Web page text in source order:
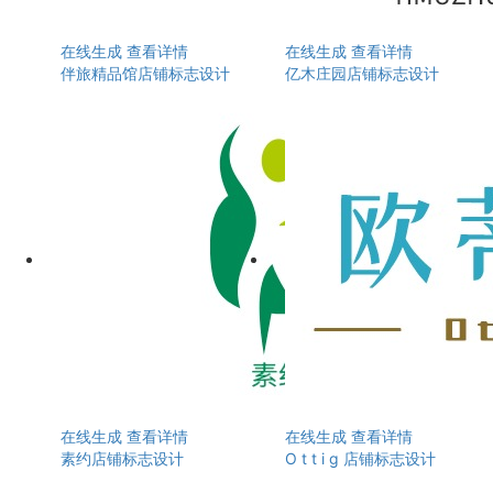
在线生成 查看详情
伴旅精品馆店铺标志设计
在线生成 查看详情
亿木庄园店铺标志设计
在线生成 查看详情
素约店铺标志设计
在线生成 查看详情
O t t i g 店铺标志设计